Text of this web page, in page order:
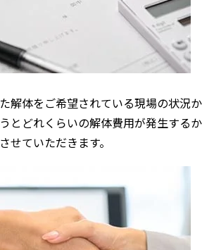
解体をご希望されている現場の状況か
とどれくらいの解体費用が発生するか
せていただきます。